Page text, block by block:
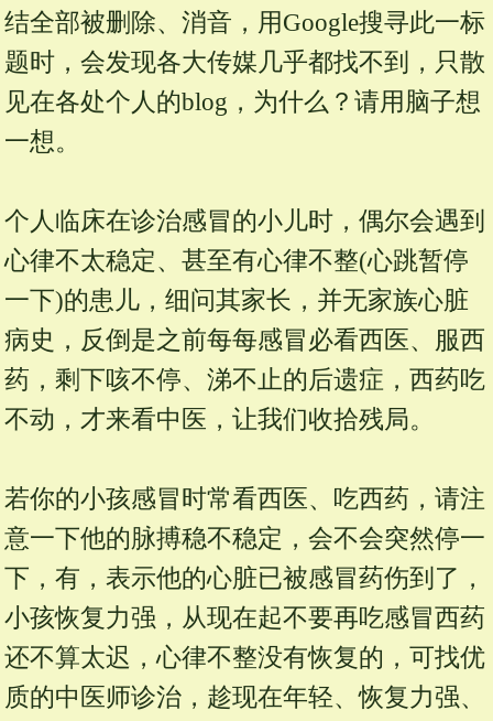
结全部被删除、消音，用Google搜寻此一标
题时，会发现各大传媒几乎都找不到，只散
见在各处个人的blog，为什么？请用脑子想
一想。
个人临床在诊治感冒的小儿时，偶尔会遇到
心律不太稳定、甚至有心律不整(心跳暂停
一下)的患儿，细问其家长，并无家族心脏
病史，反倒是之前每每感冒必看西医、服西
药，剩下咳不停、涕不止的后遗症，西药吃
不动，才来看中医，让我们收拾残局。
若你的小孩感冒时常看西医、吃西药，请注
意一下他的脉搏稳不稳定，会不会突然停一
下，有，表示他的心脏已被感冒药伤到了，
小孩恢复力强，从现在起不要再吃感冒西药
还不算太迟，心律不整没有恢复的，可找优
质的中医师诊治，趁现在年轻、恢复力强、